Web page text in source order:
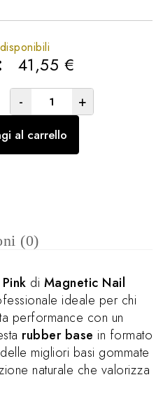
41,55 €
- +
al carrello
(0)
di Magnetic Nail
ideale per chi
performance con un
rubber base in formato
migliori basi gommate
naturale che valorizza